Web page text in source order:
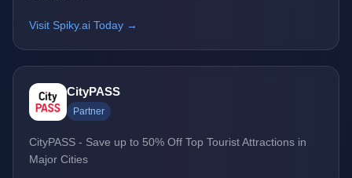
Visit Spiky.ai Today →
CityPASS
Partner
CityPASS - Save up to 50% Off Top Tourist Attractions in
Major Cities